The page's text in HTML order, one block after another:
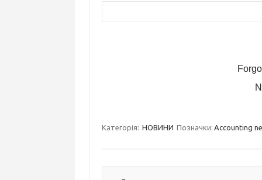
Категорія: НОВИНИ Позначки: Accounting